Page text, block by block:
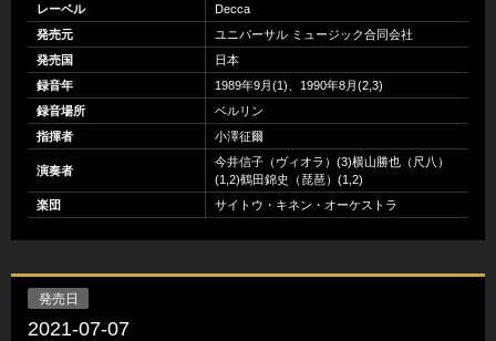
レーベル
Decca
発売元
ユニバーサル ミュージック合同会社
発売国
日本
録音年
1989年9月(1)、1990年8月(2,3)
録音場所
ベルリン
指揮者
小澤征爾
演奏者
今井信子（ヴィオラ）(3)横山勝也（尺八）
(1,2)鶴田錦史（琵琶）(1,2)
楽団
サイトウ・キネン・オーケストラ
発売日
2021-07-07